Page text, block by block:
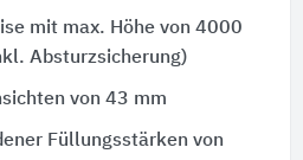
mit max. Höhe von 4000
Absturzsicherung)
von 43 mm
Füllungsstärken von